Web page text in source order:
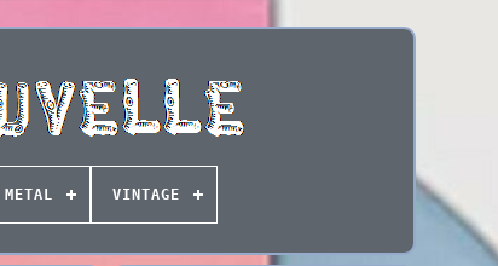
METAL VINTAGE